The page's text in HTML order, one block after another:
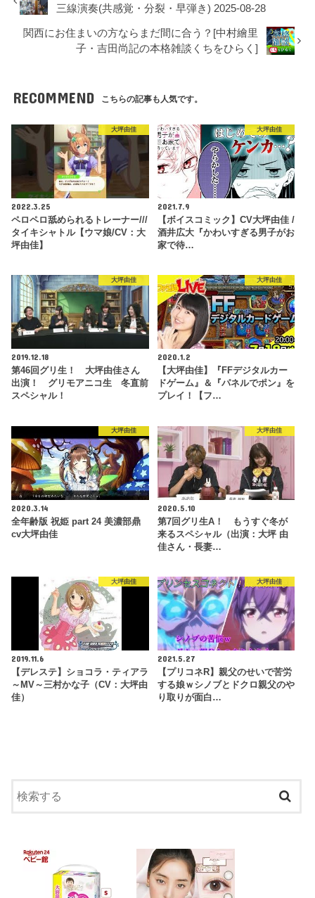
三線演奏(共感覚・分裂・早弾き) 2025-08-28
関西にお住まいの方ならまだ間に合う？[中村繪里
子・吉田尚記の本格雑談くちをひらく]
RECOMMEND こちらの記事も人気です。
大坪由佳
2022.3.25
ペロペロ舐められるトレーナー///
タイキシャトル【ウマ娘/CV：大
坪由佳】
大坪由佳
2021.7.9
【ボイスコミック】CV大坪由佳 /
酒井広大『かわいすぎる男子がお
家で待…
大坪由佳
2019.12.18
第46回グリ生！ 大坪由佳さん
出演！ グリモアニコ生 冬直前
スペシャル！
大坪由佳
2020.1.2
【大坪由佳】『FFデジタルカー
ドゲーム』＆『パネルでポン』を
プレイ！【フ…
大坪由佳
2020.3.14
全年齢版 祝姫 part 24 美濃部鼎
cv大坪由佳
大坪由佳
2020.5.10
第7回グリ生A！ もうすぐ冬が
来るスペシャル（出演：大坪 由
佳さん・長妻…
大坪由佳
2019.11.6
【デレステ】ショコラ・ティアラ
～MV～三村かな子（CV：大坪由
佳）
大坪由佳
2021.5.27
【プリコネR】親父のせいで苦労
する娘ｗシノブとドクロ親父のや
り取りが面白…